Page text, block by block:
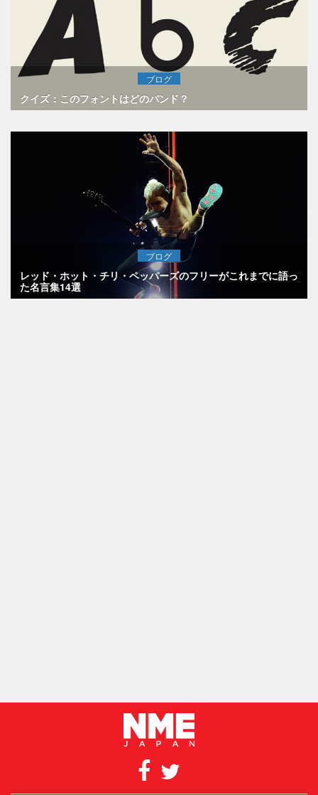
ブログ
クイズ：このフォントはどのバンド？
ブログ
レッド・ホット・チリ・ペッパーズのフリーがこれまでに語っ
た名言集14選